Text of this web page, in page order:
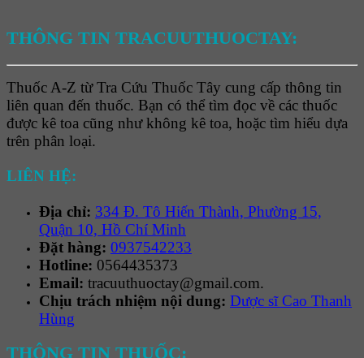
THÔNG TIN TRACUUTHUOCTAY:
Thuốc A-Z từ Tra Cứu Thuốc Tây cung cấp thông tin
liên quan đến thuốc. Bạn có thể tìm đọc về các thuốc
được kê toa cũng như không kê toa, hoặc tìm hiểu dựa
trên phân loại.
LIÊN HỆ:
Địa chỉ: 334 Đ. Tô Hiến Thành, Phường 15,
Quận 10, Hồ Chí Minh
Đặt hàng: 0937542233
Hotline: 0564435373
Email: tracuuthuoctay@gmail.com.
Chịu trách nhiệm nội dung: Dược sĩ Cao Thanh
Hùng
THÔNG TIN THUỐC: